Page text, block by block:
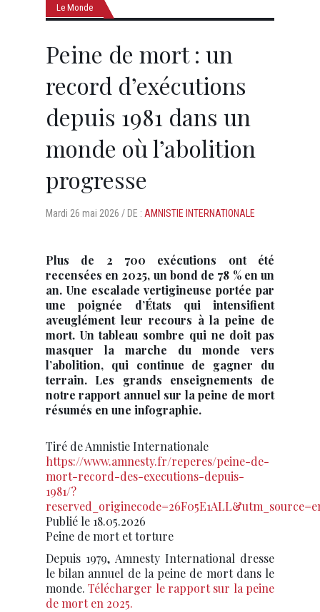
Le Monde
Peine de mort : un
record d’exécutions
depuis 1981 dans un
monde où l’abolition
progresse
Mardi 26 mai 2026 / DE : AMNISTIE INTERNATIONALE
Plus de 2 700 exécutions ont été
recensées en 2025, un bond de 78 % en un
an. Une escalade vertigineuse portée par
une poignée d’États qui intensifient
aveuglément leur recours à la peine de
mort. Un tableau sombre qui ne doit pas
masquer la marche du monde vers
l’abolition, qui continue de gagner du
terrain. Les grands enseignements de
notre rapport annuel sur la peine de mort
résumés en une infographie.
Tiré de Amnistie Internationale
https://www.amnesty.fr/reperes/peine-de-
mort-record-des-executions-depuis-
1981/?
Publié le 18.05.2026
Peine de mort et torture
Depuis 1979, Amnesty International dresse
le bilan annuel de la peine de mort dans le
monde.Télécharger le rapport sur la peine
de mort en 2025.